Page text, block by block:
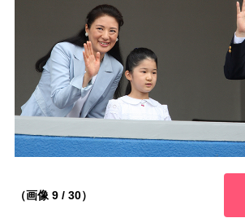
（画像 9 / 30）